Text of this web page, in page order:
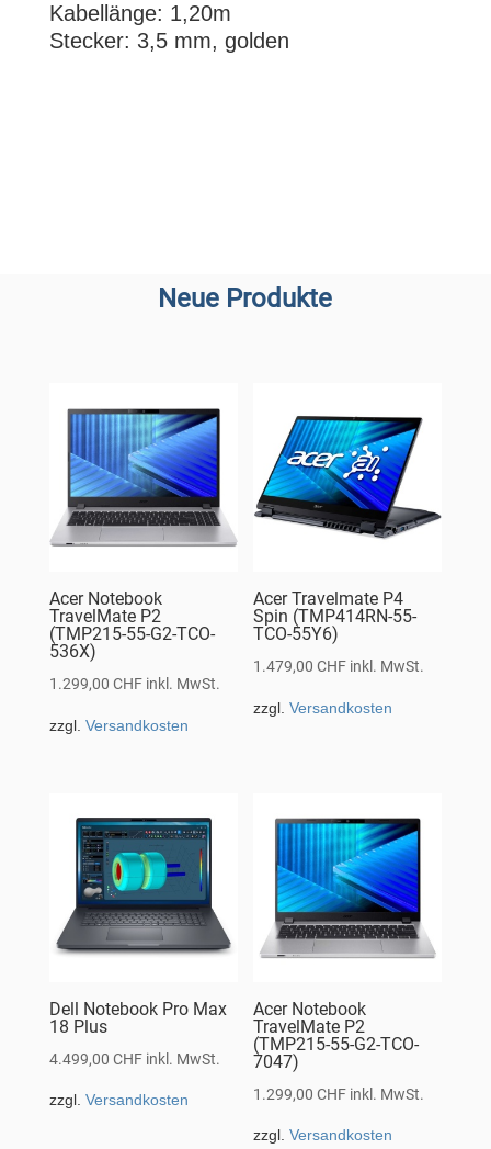
Kabellänge: 1,20m
Stecker: 3,5 mm, golden
Neue Produkte
Acer Notebook
TravelMate P2
(TMP215-55-G2-TCO-
536X)
1.299,00 CHF inkl. MwSt.
zzgl. Versandkosten
Acer Travelmate P4
Spin (TMP414RN-55-
TCO-55Y6)
1.479,00CHF inkl. MwSt.
zzgl.Versandkosten
Dell Notebook Pro Max
18 Plus
4.499,00 CHF inkl. MwSt.
zzgl. Versandkosten
Acer Notebook
TravelMate P2
(TMP215-55-G2-TCO-
7047)
1.299,00CHF inkl. MwSt.
zzgl.Versandkosten